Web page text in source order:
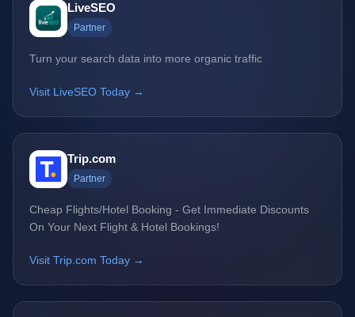
LiveSEO
Partner
Turn your search data into more organic traffic
Visit LiveSEO Today →
Trip.com
Partner
Cheap Flights/Hotel Booking - Get Immediate Discounts
On Your Next Flight & Hotel Bookings!
Visit Trip.com Today →